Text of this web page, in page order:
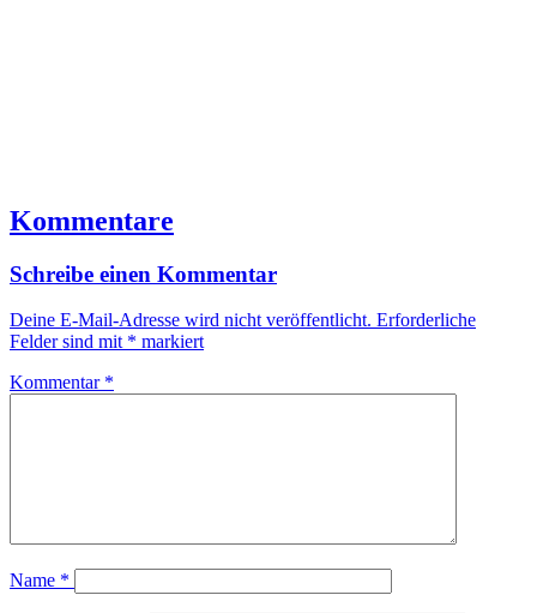
Kommentare
Schreibe einen Kommentar
Deine E-Mail-Adresse wird nicht veröffentlicht. Erforderliche
Felder sind mit * markiert
Kommentar *
Name *